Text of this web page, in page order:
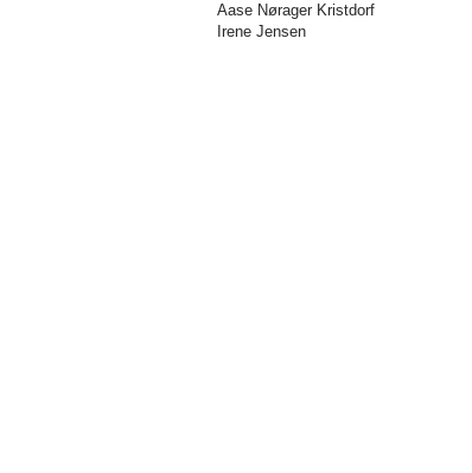
Aase Nørager Kristdorf
Irene Jensen